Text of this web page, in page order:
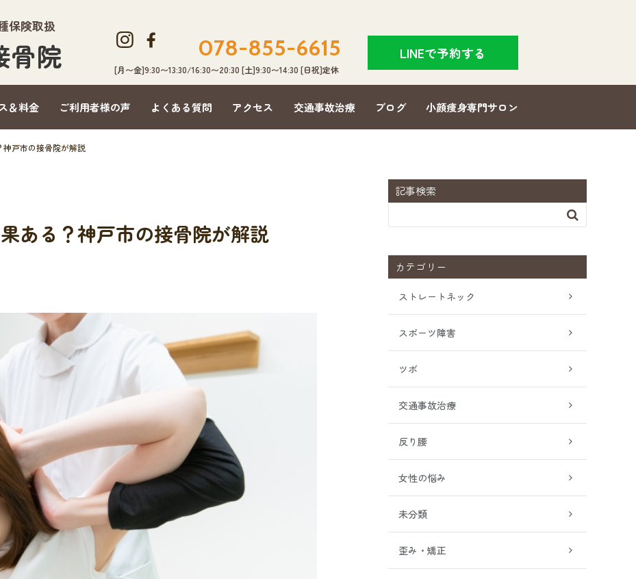
保険取扱
骨院 078-855-6615
[月〜金]9:30〜13:30/16:30〜20:30 [土]9:30〜14:30 [日祝]定休
LINEで予約する
＆料金 ご利用者様の声 よくある質問 アクセス 交通事故治療 ブログ 小顔痩身専門サロン
戸市の接骨院が解説
ある？神戸市の接骨院が解説
記事検索

カテゴリー
ストレートネック
スポーツ障害
ツボ
交通事故治療
反り腰
女性の悩み
未分類
歪み・矯正